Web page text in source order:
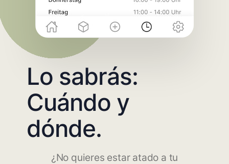
Lo sabrás:
Cuándo y
dónde.
¿No quieres estar atado a tu